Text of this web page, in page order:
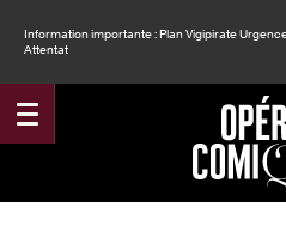
Information importante : Plan Vigipirate
Attentat
Accueil